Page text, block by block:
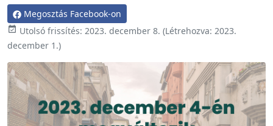
Megosztás Facebook-on
 Utolsó frissítés: 2023. december 8. (Létrehozva: 2023.
december 1.)